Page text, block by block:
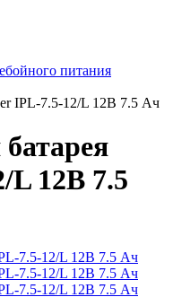
питания
IPL-7.5-12/L 12В 7.5 Ач
L 12В 7.5